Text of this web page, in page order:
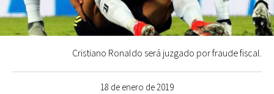
18 de enero de 2019
Cristiano Ronaldo será juzgado por fraude fiscal.